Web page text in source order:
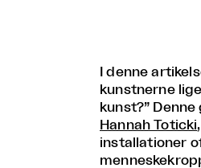
I denne
kunstnerne
kunst?”
Hannah Toticki
installationer